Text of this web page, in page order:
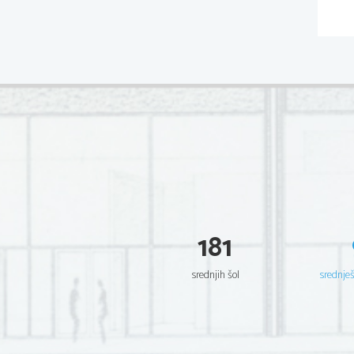
181
srednjih šol